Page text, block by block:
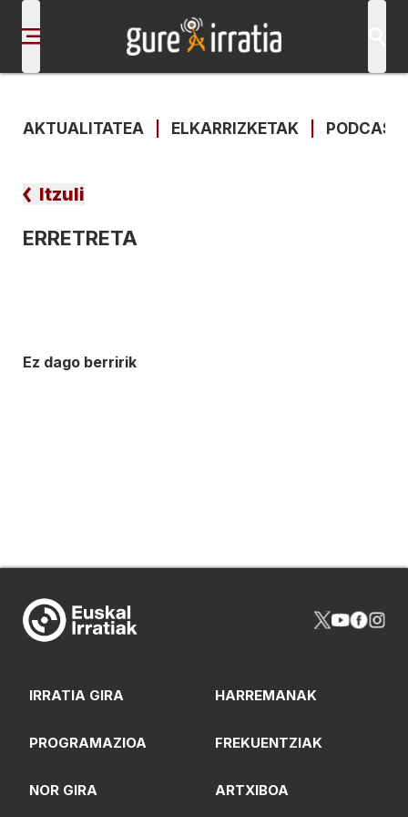
AKTUALITATEA ELKARRIZKETAK
Itzuli
ERRETRETA
Ez dago berririk
IRRATIA GIRA HARREMANAK
PROGRAMAZIOA FREKUENTZIAK
NOR GIRA ARTXIBOA